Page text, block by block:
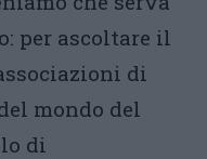
per ascoltare il
di
mondo del
di